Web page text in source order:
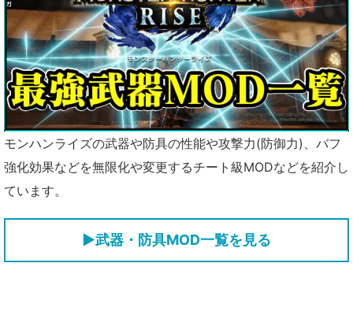
モンハンライズの武器や防具の性能や攻撃力(防御力)、バフ
強化効果などを無限化や変更するチート級MODなどを紹介し
ています。
▶武器・防具MOD一覧を見る